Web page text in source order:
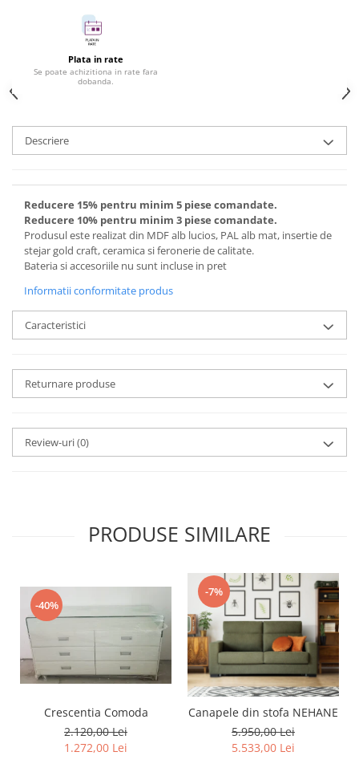
Plata in rate
Se poate achizitiona in rate fara
dobanda.
Descriere
Reducere 15% pentru minim 5 piese comandate.
Reducere 10% pentru minim 3 piese comandate.
Produsul este realizat din MDF alb lucios, PAL alb mat, insertie de
stejar gold craft, ceramica si feronerie de calitate.
Bateria si accesoriile nu sunt incluse in pret
Informatii conformitate produs
Caracteristici
Returnare produse
Review-uri(0)
PRODUSE SIMILARE
-40%
Crescentia Comoda
2.120,00 Lei
1.272,00 Lei
-7%
Canapele din stofa NEHANE
5.950,00 Lei
5.533,00 Lei